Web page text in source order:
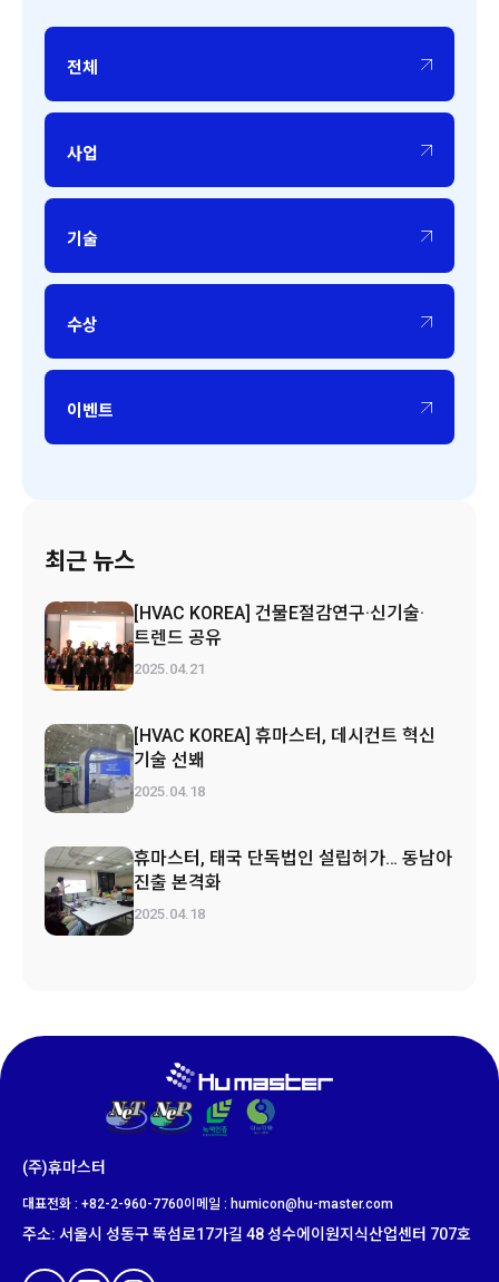
전체
사업
기술
수상
이벤트
최근 뉴스
[HVAC KOREA] 건물E절감연구·신기술·
트렌드 공유
2025.04.21
[HVAC KOREA] 휴마스터, 데시컨트 혁신
기술 선봬
2025.04.18
휴마스터, 태국 단독법인 설립허가… 동남아
진출 본격화
2025.04.18
(주)휴마스터
대표전화 : +82-2-960-7760이메일 : humicon@hu-master.com​
주소: 서울시 성동구 뚝섬로17가길 48성수에이원지식산업센터 707호